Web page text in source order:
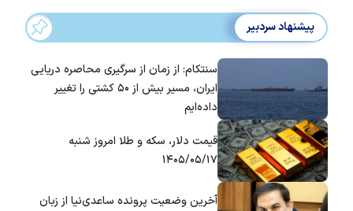
پیشنهاد سردبیر
سنتکام: از زمان از سرگیری محاصره دریایی
ایران، مسیر بیش از ۵۰ کشتی را تغییر
داده‌ایم
قیمت دلار، سکه و طلا امروز شنبه
۱۴۰۵/۰۵/۱۷
آخرین وضعیت پرونده ساعدی‌نیا از زبان